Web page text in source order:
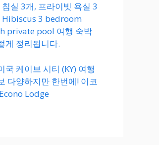
실 3개, 프라이빗 욕실 3
Hibiscus 3 bedroom
private pool 여행 숙박
게 정리됩니다.
국 케이브 시티 (KY) 여행
다양하지만 한번에! 이코
Lodge